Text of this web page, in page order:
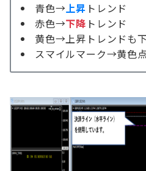
青色→上昇 トレンド
赤色→下降 トレンド
黄色→上昇トレンドも
スマイルマーク→黄色